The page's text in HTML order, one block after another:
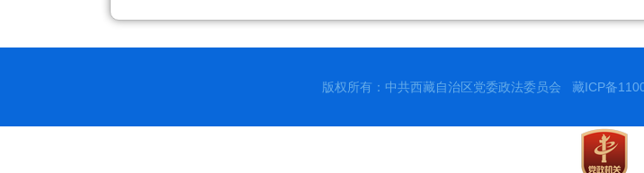
版权所有：中共西藏自治区党委政法委员会 藏ICP备